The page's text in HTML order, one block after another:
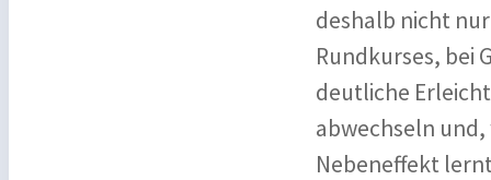
deshalb nicht
Rundkurses, bei
deutliche
abwechseln
Nebeneffekt